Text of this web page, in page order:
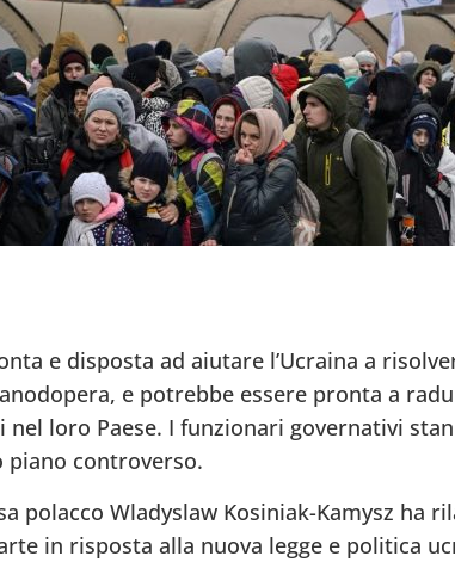
e disposta ad aiutare l’Ucraina a
e potrebbe essere pronta a
loro Paese. I funzionari governativi
controverso.
polacco Wladyslaw Kosiniak-Kamysz ha
in risposta alla nuova legge e politica